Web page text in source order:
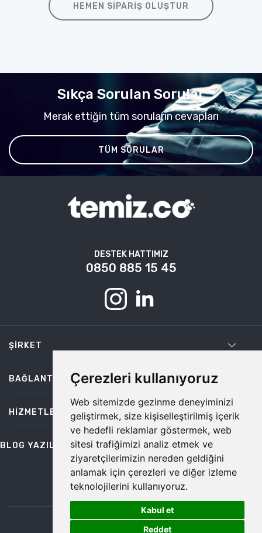
Çerezleri kullanıyoruz
Web sitemizde gezinme deneyiminizi
geliştirmek, size kişiselleştirilmiş içerik
ve hedefli reklamlar göstermek, web
sitesi trafiğimizi analiz etmek ve
ziyaretçilerimizin nereden geldiğini
anlamak için çerezleri ve diğer izleme
teknolojilerini kullanıyoruz.
Kabul et
Reddet
HEMEN SIPARIŞ OLUŞTUR
Sıkça Sorulan Sorular
Merak ettiğin tüm soruların cevapları
TÜM SORULAR
DESTEK HATTIMIZ
0850 885 15 45
ŞIRKET
BAĞLANTILAR
HIZMETLER
BLOG YAZILARI
bilgi@temiz.co
©2026 Temiz, Her Hakkı Saklıdır.